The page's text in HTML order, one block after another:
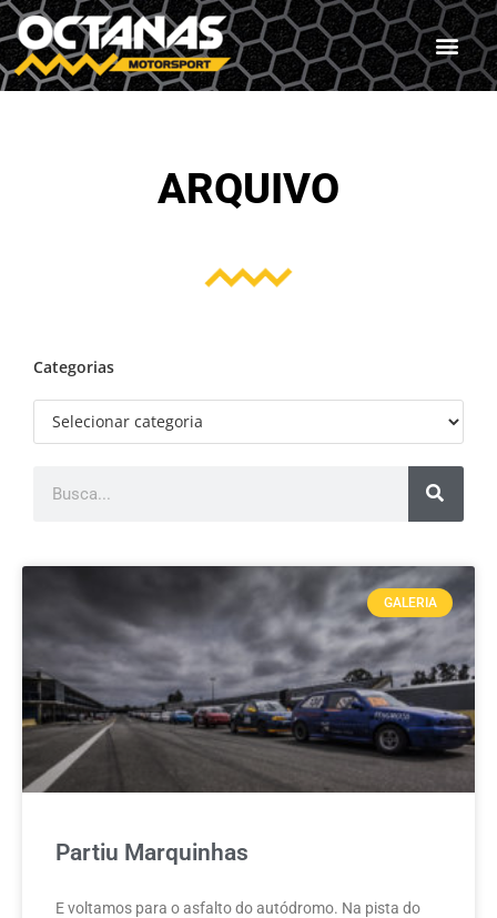
ARQUIVO
Categorias
GALERIA
Partiu Marquinhas
E voltamos para o asfalto do autódromo. Na pista do